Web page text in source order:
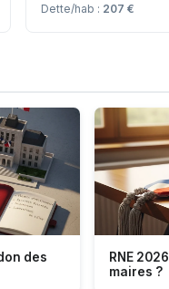
Dette/hab : 207 €
des
RNE
maires ?